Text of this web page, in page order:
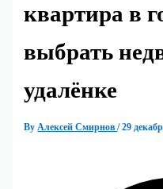
квартира в
выбрать
удалёнке
ByАлексей Смирнов/29